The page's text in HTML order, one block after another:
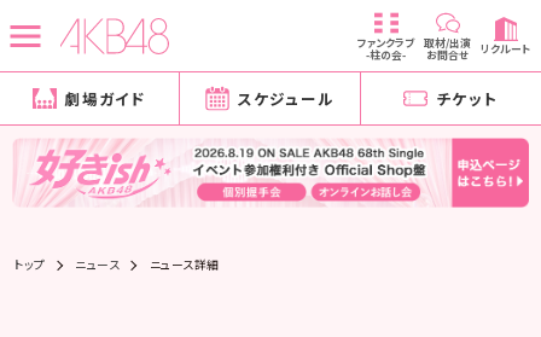
ファンクラブ
-柱の会-
取材/出演
お問合せ リクルート
劇場ガイド スケジュール チケット
トップ ニュース ニュース詳細